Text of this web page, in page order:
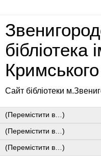
Кримського
Сайт бібліотеки